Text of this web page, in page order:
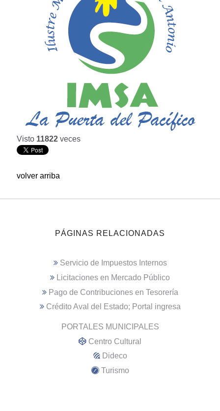
Visto 11822 veces
volver arriba
PÁGINAS RELACIONADAS
Servicio de Impuestos Internos
Licitaciones en Mercado Público
Pago de Contribuciones en Tesorería
Crédito Aval del Estado; Portal ingresa
PORTALES MUNICIPALES
Centro Cultural
Dideco
Turismo